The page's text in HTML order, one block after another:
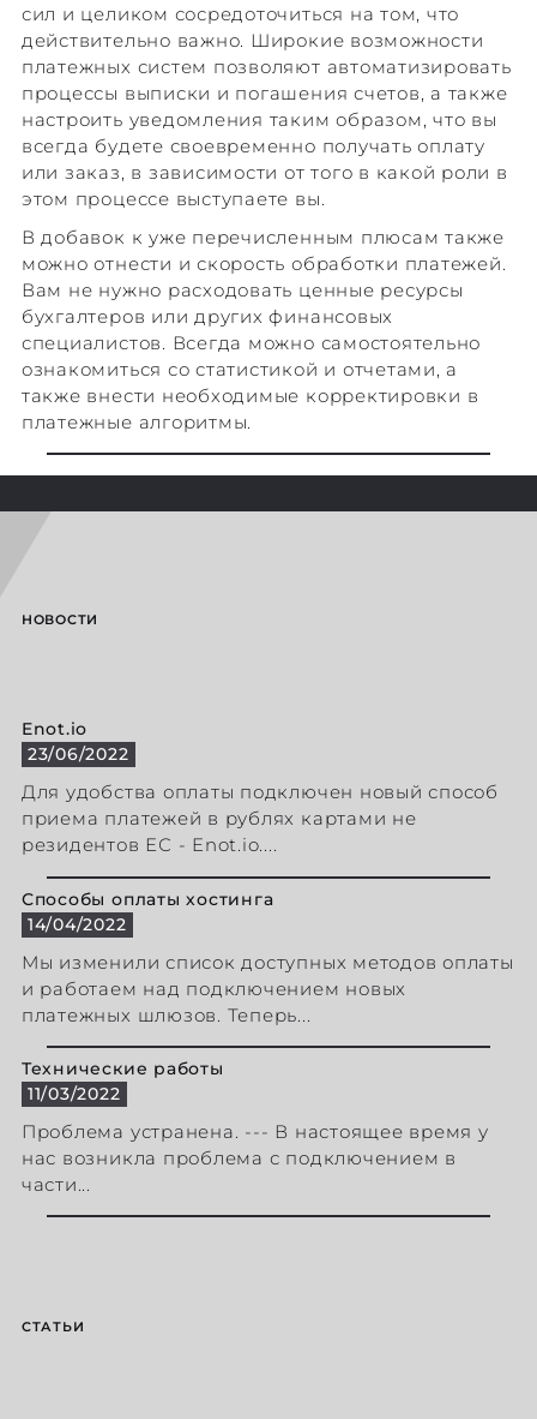
сил и целиком сосредоточиться на том, что
действительно важно. Широкие возможности
платежных систем позволяют автоматизировать
процессы выписки и погашения счетов, а также
настроить уведомления таким образом, что вы
всегда будете своевременно получать оплату
или заказ, в зависимости от того в какой роли в
этом процессе выступаете вы.
В добавок к уже перечисленным плюсам также
можно отнести и скорость обработки платежей.
Вам не нужно расходовать ценные ресурсы
бухгалтеров или других финансовых
специалистов. Всегда можно самостоятельно
ознакомиться со статистикой и отчетами, а
также внести необходимые корректировки в
платежные алгоритмы.
НОВОСТИ
Enot.io
23/06/2022
Для удобства оплаты подключен новый способ
приема платежей в рублях картами не
резидентов ЕС - Enot.io....
Способы оплаты хостинга
14/04/2022
Мы изменили список доступных методов оплаты
и работаем над подключением новых
платежных шлюзов. Теперь...
Технические работы
11/03/2022
Проблема устранена. --- В настоящее время у
нас возникла проблема с подключением в
части...
СТАТЬИ